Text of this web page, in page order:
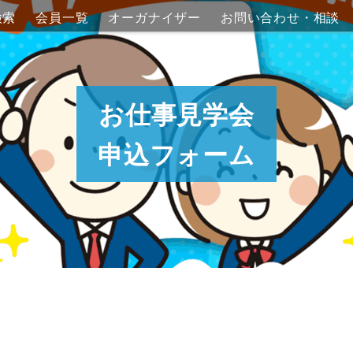
会員一
覧
オーガナイザ
ー
お問い合わせ・
相談
お仕事見学会
申込フォーム